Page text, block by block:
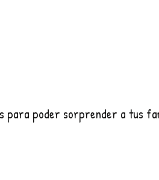
para poder sorprender a tus